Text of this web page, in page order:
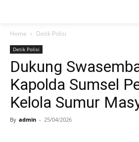
Home Detik Polisi
Detik Polisi
Dukung
Kapolda Sumsel
Kelola Sumur
By admin - 25/04/2026